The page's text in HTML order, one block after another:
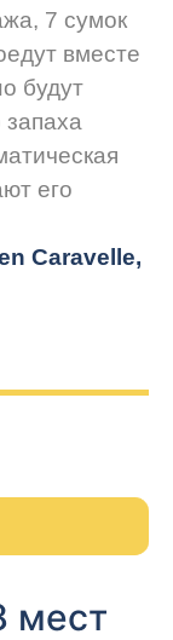
7 сумок
вместе
будут
запаха
его
Caravelle,
мест